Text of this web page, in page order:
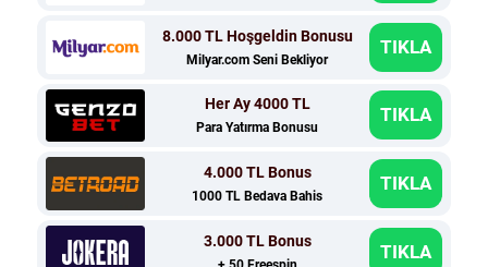
8.000 TL Hoşgeldin Bonusu
Milyar.com Seni Bekliyor
TIKLA
Her Ay 4000 TL
Para Yatırma Bonusu
TIKLA
4.000 TL Bonus
1000 TL Bedava Bahis
TIKLA
3.000 TL Bonus TIKLA